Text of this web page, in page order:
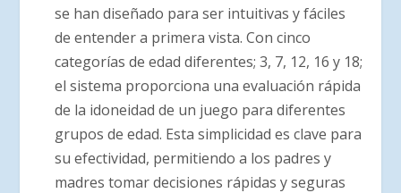
se han diseñado para ser intuitivas y fáciles
de entender a primera vista. Con cinco
categorías de edad diferentes; 3, 7, 12, 16 y 18;
el sistema proporciona una evaluación rápida
de la idoneidad de un juego para diferentes
grupos de edad. Esta simplicidad es clave para
su efectividad, permitiendo a los padres y
madres tomar decisiones rápidas y seguras